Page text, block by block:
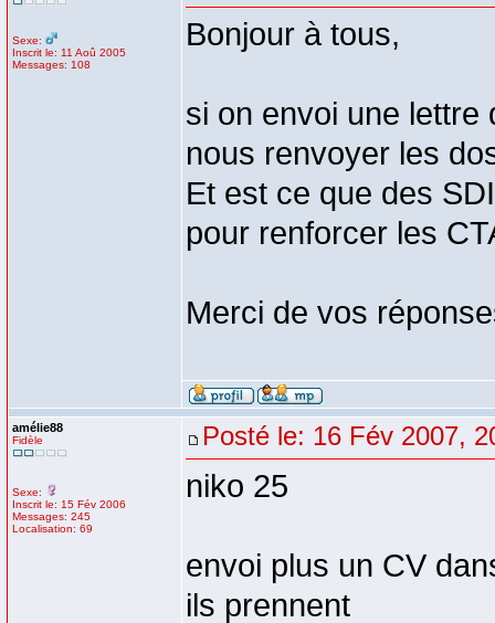
Sexe:
Inscrit le: 11 Aoû 2005
Messages: 108
Bonjour à tous,
si on envoi une lettre
nous renvoyer les
Et est ce que des
pour renforcer les
Merci de vos
amélie88
Fidèle
Sexe:
Inscrit le: 15 Fév 2006
Messages: 245
Localisation: 69
Posté le: 16 Fév 2007,
niko 25
envoi plus un CV
ils prennent